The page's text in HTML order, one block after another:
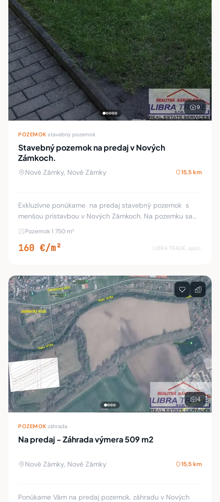
9
POZEMOK stavebný pozemok
Stavebný pozemok na predaj v Nových
Zámkoch.
Nové Zámky, Nové Zámky 15,5 km
Exkluzívne ponúkame na predaj stavebný pozemok s
menšou prístavbou v Nových Zámkoch. Na pozemku sa
nachádza menší rodinný dom s obytným podkrovím o
Pozemok 1 750 m²
160 €/m² LIBRA TRADE, spol.s.r.o.
4
POZEMOK záhrada
Na predaj - Záhrada výmera 509 m2
Nové Zámky, Nové Zámky 15,5 km
Ponúkame Vám na predaj pozemok, záhradu v Nových